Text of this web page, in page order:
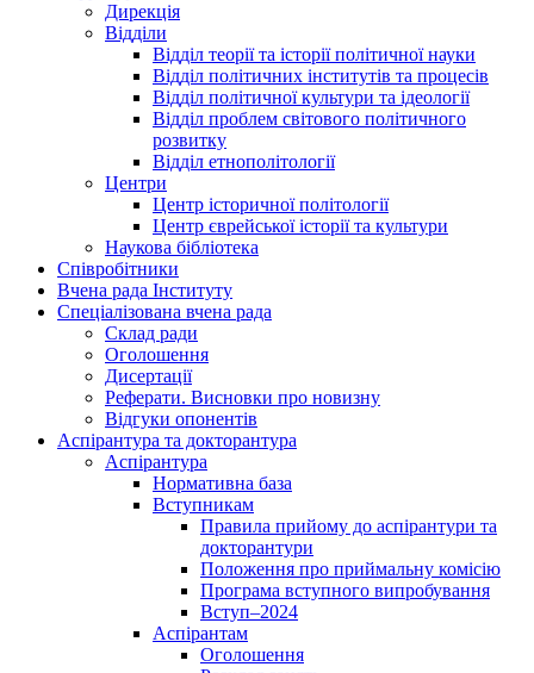
Дирекція
Відділи
Відділ теорії та історії політичної науки
Відділ політичних інститутів та процесів
Відділ політичної культури та ідеології
Відділ проблем світового політичного
розвитку
Відділ етнополітології
Центри
Центр історичної політології
Центр єврейської історії та культури
Наукова бібліотека
Співробітники
Вчена рада Інституту
Спеціалізована вчена рада
Склад ради
Оголошення
Дисертації
Реферати. Висновки про новизну
Відгуки опонентів
Аспірантура та докторантура
Аспірантура
Нормативна база
Вступникам
Правила прийому до аспірантури та
докторантури
Положення про приймальну комісію
Програма вступного випробування
Вступ–2024
Аспірантам
Оголошення